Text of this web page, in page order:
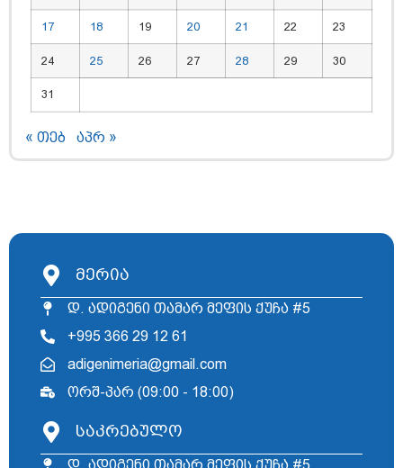
17 18 19 20 21 22 23
24 25 26 27 28 29 30
31
« თებ აპრ »
მერია
დ. ადიგენი თამარ მეფის ქუჩა #5
+995 366 29 12 61
adigenimeria@gmail.com
ორშ-პარ (09:00 - 18:00)
საკრებულო